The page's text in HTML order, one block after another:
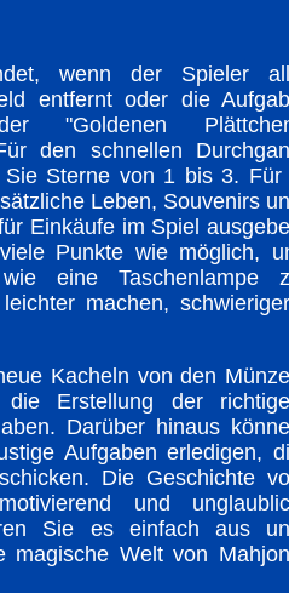
wenn der Spieler
entfernt oder die
"Goldenen
den schnellen
Sie Sterne von 1 bis 3. Für
Leben, Souvenirs
Einkäufe im Spiel
Punkte wie möglich,
eine Taschenlampe
machen,
Kacheln von den
Erstellung der
Darüber hinaus
Aufgaben erledigen,
Die Geschichte
und
Sie es einfach aus
magische Welt von